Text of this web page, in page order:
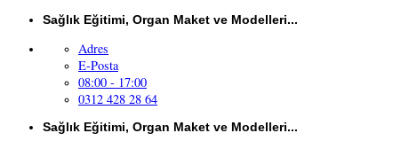
İçeriğeSağlık Eğitimi, Organ Maket ve Modelleri...
Adres
E-Posta
08:00 - 17:00
0312 428 28 64
Sağlık Eğitimi, Organ Maket ve Modelleri...